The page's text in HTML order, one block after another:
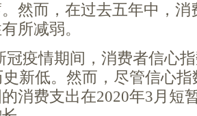
然而，在过去五年中，
所减弱。
冠疫情期间，消费者信心
史新低。然而，尽管信心
消费支出在2020年3月短